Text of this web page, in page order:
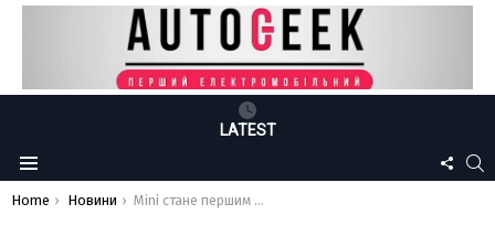
LATEST
Menu
US
You are here:
Home Новини Mini стане першим повністю електричним брендом в портфелі BMW: оголошено чіткі терміни